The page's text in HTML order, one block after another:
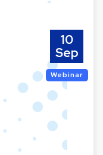
10
Sep
Webinar